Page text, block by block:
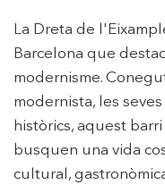
La Dreta de
Barcelona que
modernisme.
modernista, les
històrics, aquest
busquen una vida
cultural,